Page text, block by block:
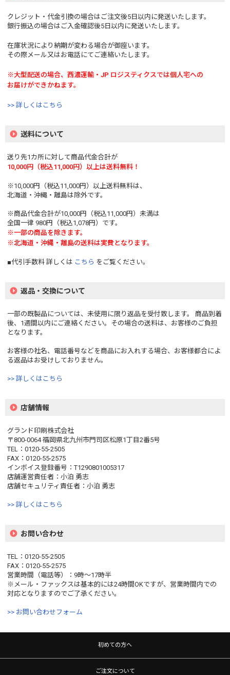
クレジット・代金引換の場合はご注文後5日以内に発送いたします。
銀行振込の場合はご入金確認後5日以内に発送いたします。
在庫状況により納期が変わる場合が御座います。
その際メール又はお電話にてご連絡いたします。
※大型配送の場合、西濃運輸・JP ロジスティクスでは個人宅への
お届けができかねます。
>> 詳しくはこちら
送料について
送り先1カ所に対して商品代金合計が
10,000円（税込11,000円）以上は送料無料！
※10,000円（税込11,000円）以上送料無料は、
北海道・沖縄・離島は除外です。
※商品代金合計が10,000円（税込11,000円）未満は
全国一律 980円（税込1,078円）です。
※一部の商品を除きます。
※北海道・沖縄・離島の送料は実費となります。
■代引手数料 詳しくは こちら をご覧ください。
返品・交換について
一部の既製品については、未使用に限り返品を受付致します。 商品到着
後、1週間以内にご連絡ください。その場合の送料は、お客様のご負担
となります。
お客様の社名、電話番号などを商品にお入れする場合、お客様都合によ
る返品はお受けしておりません。
>> 詳しくはこちら
店舗情報
グランド印刷株式会社
〒800-0064 福岡県北九州市門司区松原1丁目2番5号
TEL：0120-55-2505
FAX：0120-55-2575
インボイス登録番号：T1290801005317
店舗運営責任者：小泊 勇志
店舗セキュリティ責任者：小泊 勇志
>> 詳しくはこちら
お問い合わせ
TEL：0120-55-2505
FAX：0120-55-2575
営業時間（電話等）：9時〜17時半
※メール・ファックスは基本的には24時間OKですが、営業時間内での
対応となりますのでご了承ください。
>> お問い合わせフォーム
初めての方へ
ご注文について